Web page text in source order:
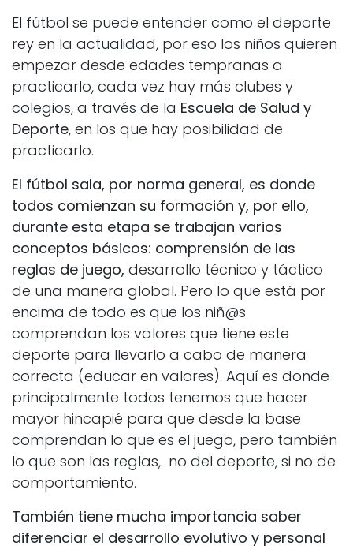
El fútbol se puede entender como el deporte
rey en la actualidad, por eso los niños quieren
empezar desde edades tempranas a
practicarlo, cada vez hay más clubes y
colegios, a través de la Escuela de Salud y
Deporte, en los que hay posibilidad de
practicarlo.
El fútbol sala, por norma general, es donde
todos comienzan su formación y, por ello,
durante esta etapa se trabajan varios
conceptos básicos: comprensión de las
reglas de juego, desarrollo técnico y táctico
de una manera global. Pero lo que está por
encima de todo es que los niñ@s
comprendan los valores que tiene este
deporte para llevarlo a cabo de manera
correcta (educar en valores). Aquí es donde
principalmente todos tenemos que hacer
mayor hincapié para que desde la base
comprendan lo que es el juego, pero también
lo que son las reglas, no del deporte, si no de
comportamiento.
También tiene mucha importancia saber
diferenciar el desarrollo evolutivo y personal